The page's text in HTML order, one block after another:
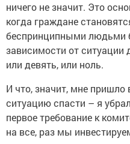
ничего не значит. Это
когда граждане
беспринципными людьми
зависимости от
или девять, или ноль.
И что, значит, мне пришло
ситуацию спасти – я
первое требование к
на все, раз мы